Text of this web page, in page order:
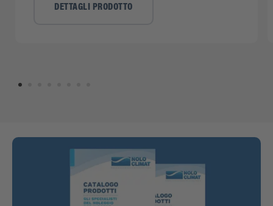
DETTAGLI PRODOTTO